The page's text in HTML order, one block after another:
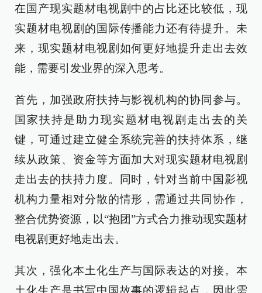
在国产现实题材电视剧中的占比还比较低，现
实题材电视剧的国际传播能力还有待提升。未
来，现实题材电视剧如何更好地提升走出去效
能，需要引发业界的深入思考。
首先，加强政府扶持与影视机构的协同参与。
国家扶持是助力现实题材电视剧走出去的关
键，可通过建立健全系统完善的扶持体系，继
续从政策、资金等方面加大对现实题材电视剧
走出去的扶持力度。同时，针对当前中国影视
机构力量相对分散的情形，需通过共同协作，
整合优势资源，以“抱团”方式合力推动现实题材
电视剧更好地走出去。
其次，强化本土化生产与国际表达的对接。本
土化生产是书写中国故事的逻辑起点，因此需